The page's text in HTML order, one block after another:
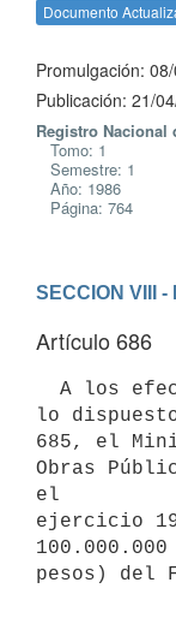
Documento
Promulgación:
Publicación: 21/
Registro Nacional
Tomo: 1
Semestre: 1
Año: 1986
Página: 764
SECCION VIII -
Artículo 686
lo
685, el
Obras
el
ejercicio